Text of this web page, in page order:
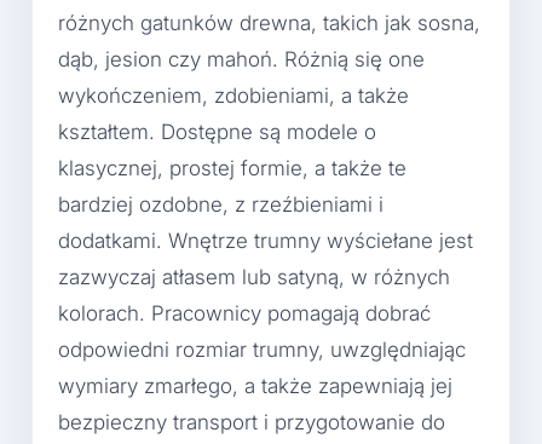
różnych gatunków drewna, takich jak sosna,
dąb, jesion czy mahoń. Różnią się one
wykończeniem, zdobieniami, a także
kształtem. Dostępne są modele o
klasycznej, prostej formie, a także te
bardziej ozdobne, z rzeźbieniami i
dodatkami. Wnętrze trumny wyściełane jest
zazwyczaj atłasem lub satyną, w różnych
kolorach. Pracownicy pomagają dobrać
odpowiedni rozmiar trumny, uwzględniając
wymiary zmarłego, a także zapewniają jej
bezpieczny transport i przygotowanie do